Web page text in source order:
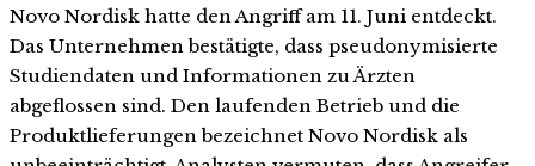
Novo Nordisk hatte den Angriff am 11. Juni entdeckt.
Das Unternehmen bestätigte, dass pseudonymisierte
Studiendaten und Informationen zu Ärzten
abgeflossen sind. Den laufenden Betrieb und die
Produktlieferungen bezeichnet Novo Nordisk als